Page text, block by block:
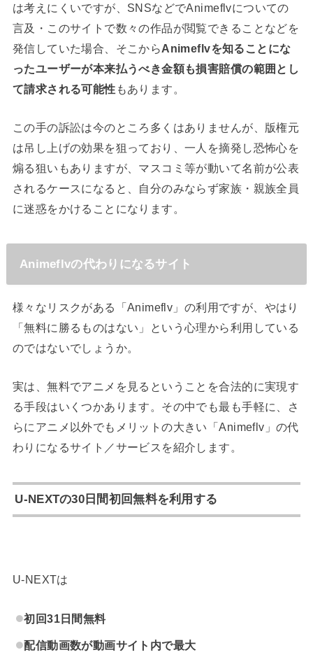
は考えにくいですが、SNSなどでAnimeflvについての
言及・このサイトで数々の作品が閲覧できることなどを
発信していた場合、そこからAnimeflvを知ることにな
ったユーザーが本来払うべき金額も損害賠償の範囲とし
て請求される可能性 もあります。
この手の訴訟は今のところ多くはありませんが、版権元
は吊し上げの効果を狙っており、一人を摘発し恐怖心を
煽る狙いもありますが、マスコミ等が動いて名前が公表
されるケースになると、自分のみならず家族・親族全員
に迷惑をかけることになります。
Animeflvの代わりになるサイト
様々なリスクがある「Animeflv」の利用ですが、やはり
「無料に勝るものはない」という心理から利用している
のではないでしょうか。
実は、無料でアニメを見るということを合法的に実現す
る手段はいくつかあります。その中でも最も手軽に、さ
らにアニメ以外でもメリットの大きい「Animeflv」の代
わりになるサイト／サービスを紹介します。
U-NEXTの30日間初回無料を利用する
U-NEXTは
初回31日間無料
配信動画数が動画サイト内で最大